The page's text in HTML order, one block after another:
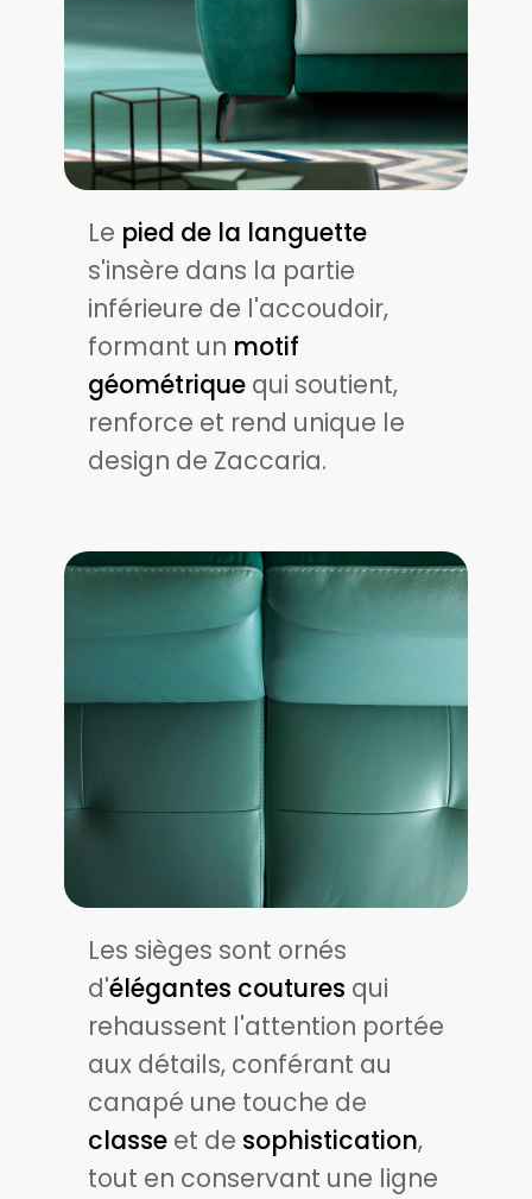
Le pied de la languette
s'insère dans la partie
inférieure de l'accoudoir,
formant un motif
géométrique qui soutient,
renforce et rend unique le
design de Zaccaria.
Les sièges sont ornés
d'élégantes coutures qui
rehaussent l'attention portée
aux détails, conférant au
canapé une touche de
classe et de sophistication,
tout en conservant une ligne